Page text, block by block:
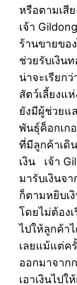
หรือตามเสี
เจ้า
ร้านขายขอ
ช่วยรับเงิน
น่าจะเรียก
สัตว์เลี้ยงแ
ยังมีผู้ช่วยแ
พันธุ์ค็อกเก
ที่มีลูกค้าเดิ
เงิน เจ้า
มารับเงินจ
ก็ตามหยิบเ
โดยไม่ต้อง
ไปให้ลูกค้า
เลยแม้แต่ค
ออกมาจาก
เอาเงินไป